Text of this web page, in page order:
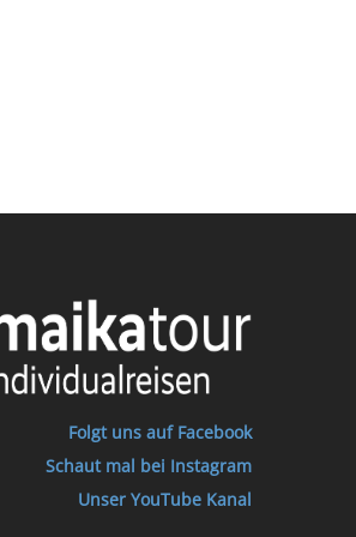
Folgt uns auf Facebook
Schaut mal bei Instagram
Unser YouTube Kanal